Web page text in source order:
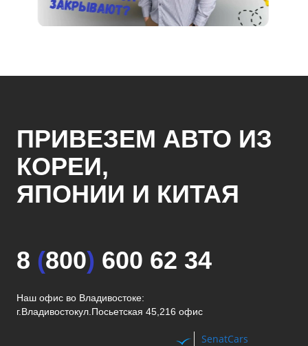
ПРИВЕЗЕМ АВТО ИЗ
КОРЕИ,
ЯПОНИИ И КИТАЯ
8 (800) 600 62 34
Наш офис во Владивостоке:
г.Владивостокул.Посьетская 45,216 офис
SenatCars